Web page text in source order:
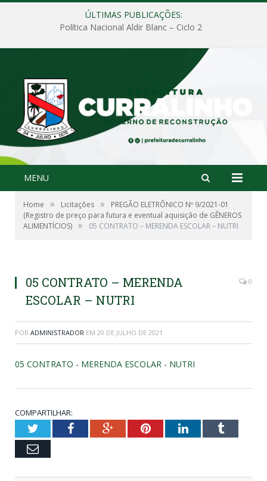
ÚLTIMAS PUBLICAÇÕES:
Política Nacional Aldir Blanc – Ciclo 2
MENU
Home » Licitações »
PREGÃO ELETRÔNICO Nº 9/2021-01
(Registro de preço para futura e eventual aquisição de GÊNEROS
ALIMENTÍCIOS) » 05 CONTRATO – MERENDA ESCOLAR – NUTRI
05 CONTRATO – MERENDA
ESCOLAR – NUTRI
0
POR ADMINISTRADOR EM 20 DE JULHO DE 2021
05 CONTRATO - MERENDA ESCOLAR - NUTRI
COMPARTILHAR:
TwitterFacebookGoogle+PinterestLinkedInTumblr
Email